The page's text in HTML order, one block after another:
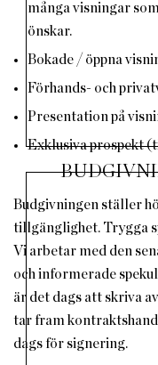
många visningar
önskar.
Bokade / öppna
Förhands- och
Presentation på
Exklusiva prospekt
Budgivningen ställer
tillgänglighet. Trygga
Vi arbetar med den
och informerade
är det dags att skriva
tar fram
dags för signering.